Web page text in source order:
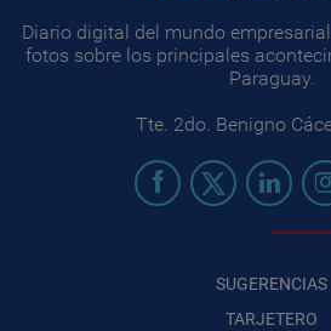
Diario digital del mundo
fotos sobre los principales
Paraguay.
Tte. 2do. Benigno
SUGERENCIAS
TARJETERO